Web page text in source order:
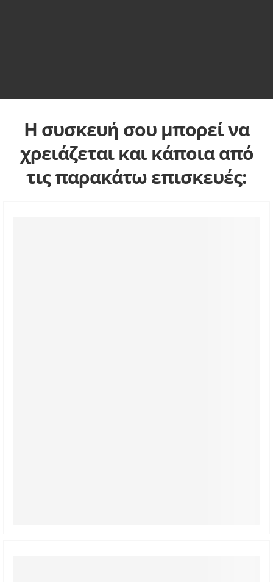
Η συσκευή σου μπορεί να
χρειάζεται και κάποια από
τις παρακάτω επισκευές: